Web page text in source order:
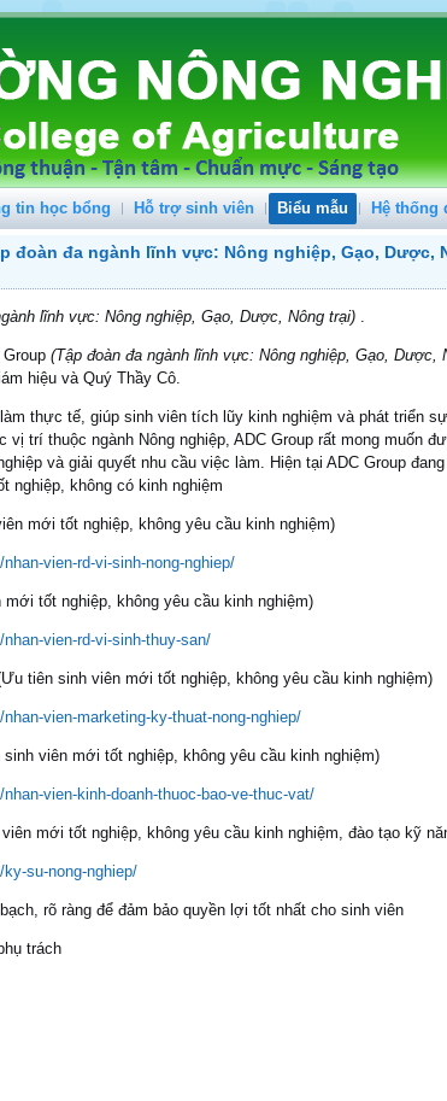
tin học bổng Hỗ trợ sinh viên Biểu mẫu Hệ thống
đoàn đa ngành lĩnh vực: Nông nghiệp, Gạo, Dược,
lĩnh vực: Nông nghiệp, Gạo, Dược, Nông trại) .
(Tập đoàn đa ngành lĩnh vực: Nông nghiệp, Gạo, Dược,
hiệu và Quý Thầy Cô.
thực tế, giúp sinh viên tích lũy kinh nghiệm và phát triển
vị trí thuộc ngành Nông nghiệp, ADC Group rất mong muốn
và giải quyết nhu cầu việc làm. Hiện tại ADC Group
nghiệp, không có kinh nghiệm
mới tốt nghiệp, không yêu cầu kinh nghiệm)
vien-rd-vi-sinh-nong-nghiep/
tốt nghiệp, không yêu cầu kinh nghiệm)
vien-rd-vi-sinh-thuy-san/
tiên sinh viên mới tốt nghiệp, không yêu cầu kinh nghiệm)
vien-marketing-ky-thuat-nong-nghiep/
viên mới tốt nghiệp, không yêu cầu kinh nghiệm)
vien-kinh-doanh-thuoc-bao-ve-thuc-vat/
mới tốt nghiệp, không yêu cầu kinh nghiệm, đào tạo kỹ
su-nong-nghiep/
rõ ràng để đảm bảo quyền lợi tốt nhất cho sinh viên
trách